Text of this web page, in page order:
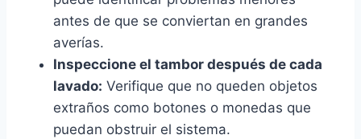
antes de que se conviertan en grandes
averías.
Inspeccione el tambor después de cada
lavado: Verifique que no queden objetos
extraños como botones o monedas que
puedan obstruir el sistema.